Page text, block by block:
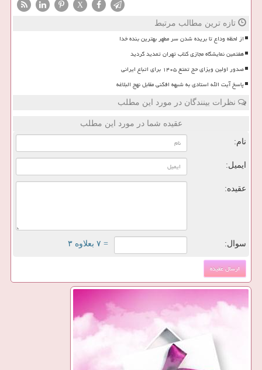
X
تازه ترین مطالب مرتبط
از لحظه وداع تا بریده شدن سر مطهر بهترین بنده خدا
هفتمین نمایشگاه مجازی کتاب تهران تمدید گردید
صدور اولین ویزای حج تمتع ۱۴۰۵ برای اتباع ایرانی
پاسخ آیت الله استادی به شبهه افکنی مقابل نهج البلاغه
نظرات بینندگان در مورد این مطلب
عقیده شما در مورد این مطلب
نام:
ایمیل:
عقیده:
سوال: = ۷ بعلاوه ۳